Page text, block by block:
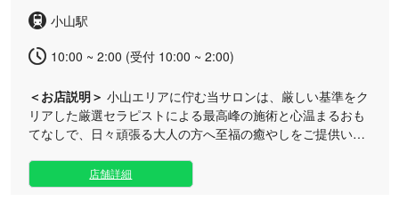
ください。皆様のご来店を心よりお待ちしております。
小山駅
10:00 ~ 2:00 (受付 10:00 ~ 2:00)
＜お店説明＞ 小山エリアに佇む当サロンは、厳しい基準をク
リアした厳選セラピストによる最高峰の施術と心温まるおも
てなしで、日々頑張る大人の方へ至福の癒やしをご提供いた
れを深部から優しく解きほぐす丁寧なマッサージを心ゆくま
でご堪能いただけます。人気のホイップを取り入れた贅沢な
店舗詳細